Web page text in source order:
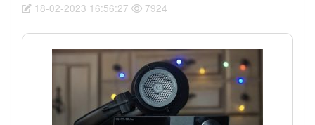
18-02-2023 16:56:27 7924